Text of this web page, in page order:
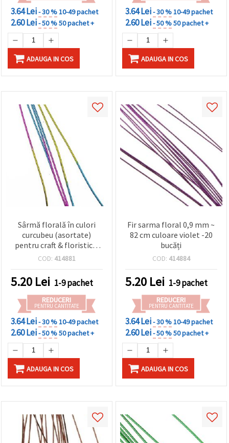
3.64 Lei- 30 %10-49 pachet
2.60 Lei- 50 %50 pachet +
ADAUGA IN COS
3.64 Lei- 30 %10-49 pachet
2.60 Lei- 50 %50 pachet +
ADAUGA IN COS
Sârmă florală în culori
curcubeu (asortate)
pentru craft & floristică,
0,9 mm, aprox. 82 cm - set
COD: 414881
5.20 Lei 1-9 pachet
REDUCERI
PENTRU CANTITATE
3.64 Lei- 30 %10-49 pachet
2.60 Lei- 50 %50 pachet +
ADAUGA IN COS
Fir sarma floral 0,9 mm ~
82 cm culoare violet -20
bucăți
COD: 414884
5.20 Lei 1-9 pachet
REDUCERI
PENTRU CANTITATE
3.64 Lei- 30 %10-49 pachet
2.60 Lei- 50 %50 pachet +
ADAUGA IN COS